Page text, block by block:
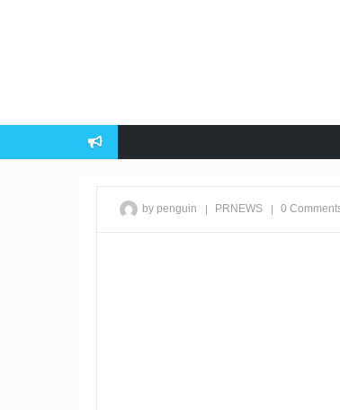
by penguin | PRNEWS | 0